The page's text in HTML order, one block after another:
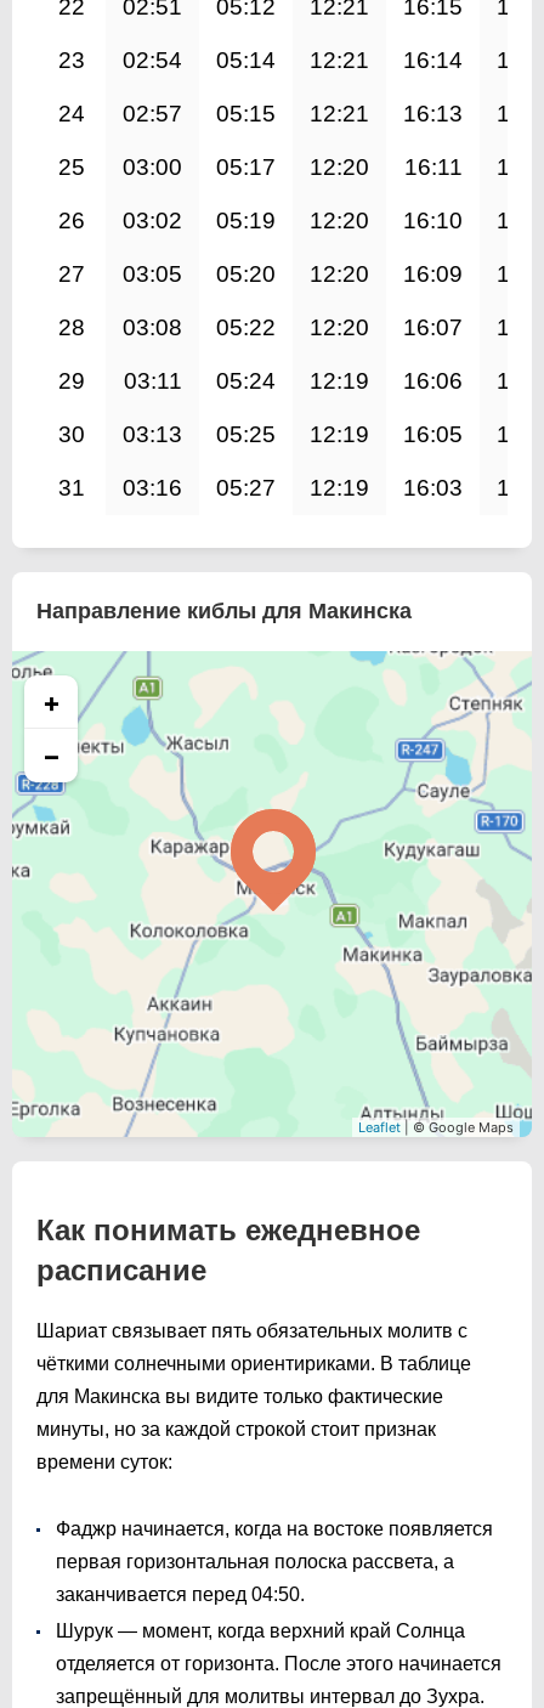
22 02:51 05:12 12:21 16:15
23 02:54 05:14 12:21 16:14
24 02:57 05:15 12:21 16:13
25 03:00 05:17 12:20 16:11
26 03:02 05:19 12:20 16:10
27 03:05 05:20 12:20 16:09
28 03:08 05:22 12:20 16:07
29 03:11 05:24 12:19 16:06
30 03:13 05:25 12:19 16:05
31 03:16 05:27 12:19 16:03
Направление киблы для Макинска
+
−
Leaflet | © Google Maps
Как понимать ежедневное
расписание
Шариат связывает пять обязательных молитв с
чёткими солнечными ориентириками. В таблице
для Макинска вы видите только фактические
минуты, но за каждой строкой стоит признак
времени суток:
Фаджр начинается, когда на востоке появляется
первая горизонтальная полоска рассвета, а
заканчивается перед 04:50.
Шурук — момент, когда верхний край Солнца
отделяется от горизонта. После этого начинается
запрещённый для молитвы интервал до Зухра.